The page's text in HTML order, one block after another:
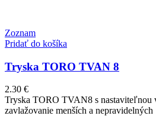
Zoznam
Pridať do košíka
Tryska TORO TVAN 8
2.30 €
Tryska TORO TVAN8 s nastaviteľnou
zavlažovanie menších a nepravidelných